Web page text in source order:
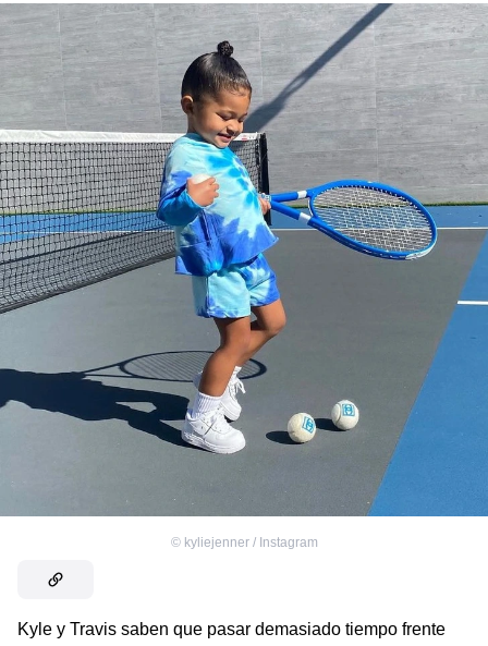
© kyliejenner / Instagram
Kyle y Travis saben que pasar demasiado tiempo frente